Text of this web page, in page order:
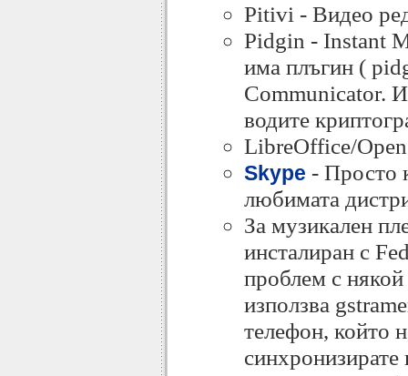
Pitivi - Видео
Pidgin - Instant
има плъгин (
Communicator.
водите
LibreOffice/
Skype - Просто
любимата
За музикален
инсталиран с
проблем с
използва
телефон, който
синхронизирате